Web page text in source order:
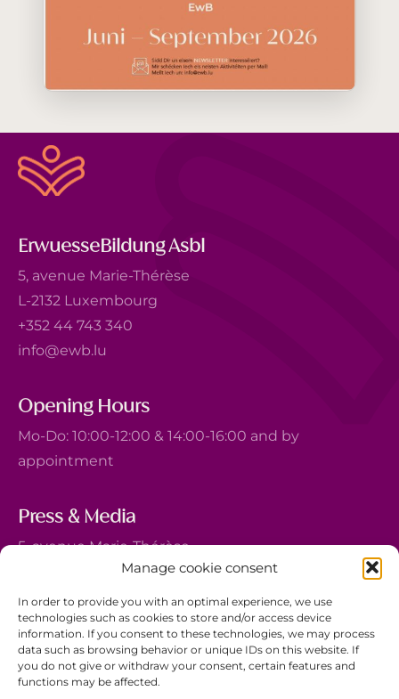
Manage cookie consent
In order to provide you with an optimal experience, we use
technologies such as cookies to store and/or access device
information. If you consent to these technologies, we may process
data such as browsing behavior or unique IDs on this website. If
you do not give or withdraw your consent, certain features and
functions may be affected.
ErwuesseBildung Asbl
5, avenue Marie-Thérèse
L-2132 Luxembourg
+352 44 743 340
info@ewb.lu
Opening Hours
Mo-Do: 10:00-12:00 & 14:00-16:00 and by
appointment
Press & Media
5, avenue Marie-Thérèse
L-2132 Luxembourg
+352 44 743 340
comm@ewb.lu
Donate